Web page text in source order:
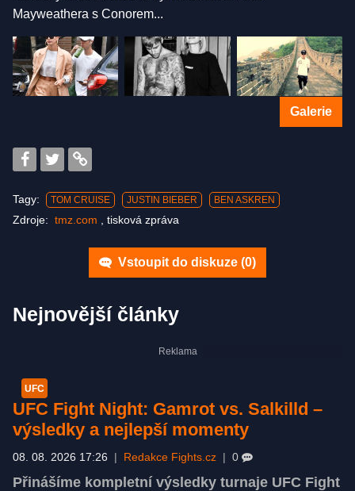
Mayweathera s Conorem...
Galerie
Tagy: TOM CRUISE JUSTIN BIEBER BEN ASKREN
Zdroje: tmz.com tisková zpráva
Vstoupit do diskuze (0)
Nejnovější články
UFC
UFC Fight Night: Gamrot vs. Salkilld –
výsledky a nejlepší momenty
08. 08. 2026 17:26 | Redakce Fights.cz | 0
Přinášíme kompletní výsledky turnaje UFC Fight